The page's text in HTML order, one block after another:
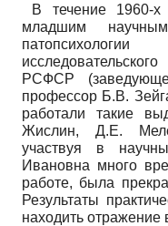
В течение 1960-
младшим
РСФСР
профессор Б.В.
работали такие
Жислин, Д.Е.
участвуя в
Ивановна много
работе, была
Результаты
находить отражение